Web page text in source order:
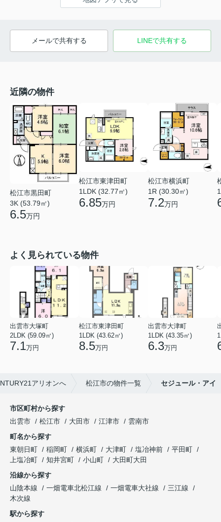
メールで共有する LINEで共有する
近隣の物件
松江市黒田町
3K (53.79㎡)
6.5万円
松江市東津田町
1LDK (32.77㎡)
6.85万円
松江市横浜町
1R (30.30㎡)
7.2万円
よく見られている物件
出雲市大塚町
2LDK (59.09㎡)
7.1万円
松江市東津田町
1LDK (43.62㎡)
8.5万円
出雲市大津町
1LDK (43.35㎡)
6.3万円
アリオンへ 松江市の物件一覧 セジュール・アイ
市区町村から探す
出雲市
松江市 大田市 江津市
雲南市
町名から探す
東朝日町
稲岡町 横浜町 大津町 塩冶神前
平田町
上塩冶町
知井宮町 小山町
大田町大田
沿線から探す
山陰本線
一畑電車北松江線 一畑電車大社線
三江線
木次線
駅から探す